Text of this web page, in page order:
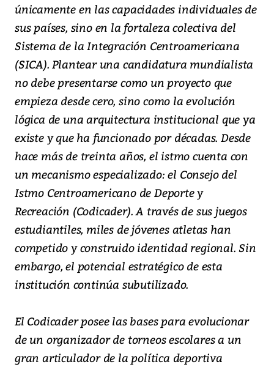
únicamente en las capacidades individuales de
sus países, sino en la fortaleza colectiva del
Sistema de la Integración Centroamericana
(SICA). Plantear una candidatura mundialista
no debe presentarse como un proyecto que
empieza desde cero, sino como la evolución
lógica de una arquitectura institucional que ya
existe y que ha funcionado por décadas. Desde
hace más de treinta años, el istmo cuenta con
un mecanismo especializado: el Consejo del
Istmo Centroamericano de Deporte y
Recreación (Codicader). A través de sus juegos
estudiantiles, miles de jóvenes atletas han
competido y construido identidad regional. Sin
embargo, el potencial estratégico de esta
institución continúa subutilizado.
El Codicader posee las bases para evolucionar
de un organizador de torneos escolares a un
gran articulador de la política deportiva